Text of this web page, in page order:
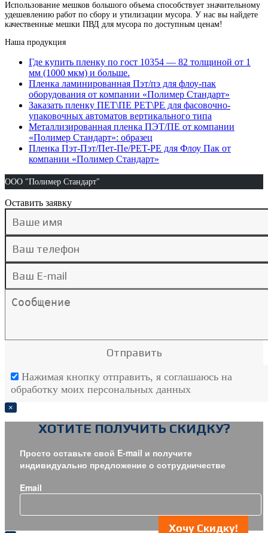
Использование мешков большого объема способствует значительному
удешевлению работ по сбору и утилизации мусора. У нас вы найдете
качественные мешки ПВД для мусора по доступным ценам!
Наша продукция
Где купить пленку по гост 10354 — 82 толщиной от 1
мм (1000 мкм) и больше.
Пленка ламинированная Пэт/пэ для флоу-пак
оборудования от компании «Полимер Стандарт»
Заказать пленку ПЕТ\ПЕ PET\PE для фасовочно-
упаковочных автоматов вертикального типа
Металлизированная пленка ПЭТ/ПЕ от компании
«Полимер Стандарт»: образец
Пленка Пэт-Пэт/Пет-Пе/PET-PE для Флоу Пак от
компании «Полимер Стандарт»
ООО "Полимер Стандарт"
Оставить заявку
Нажимая кнопку отправить, я соглашаюсь на
обработку моих персональных данных
×
ХОТИТЕ ПОЛУЧИТЬ СКИДКУ?
Просто оставьте свой E-mail и получите
индивидуально предложение о сотрудничестве
Email